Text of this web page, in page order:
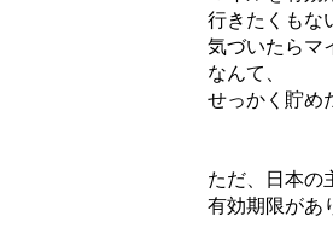
行きたくもな
気づいたらマ
なんて、
せっかく貯め
ただ、日本の
有効期限があ